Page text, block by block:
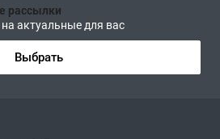
рассылки
актуальные для вас
Выбрать